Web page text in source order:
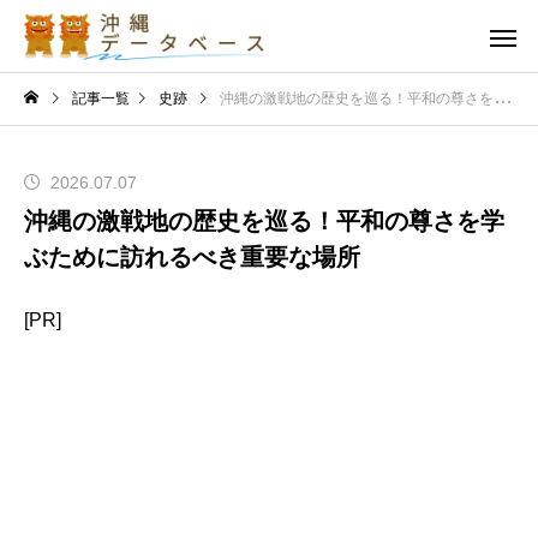
記事一覧 史跡 沖縄の激戦地の歴史を巡る！平和の尊さを学ぶために訪れるべき重要な場所
2026.07.07
沖縄の激戦地の歴史を巡る！平和の尊さを学
ぶために訪れるべき重要な場所
[PR]